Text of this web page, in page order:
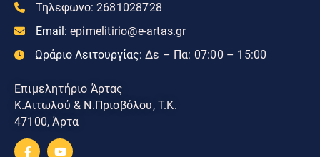
Τηλεφωνο: 2681028728
Email: epimelitirio@e-artas.gr
Ωράριο Λειτουργίας: Δε – Πα: 07:00 – 15:00
Επιμελητήριο Άρτας
Κ.Αιτωλού & Ν.Πριοβόλου, Τ.Κ.
47100, Άρτα